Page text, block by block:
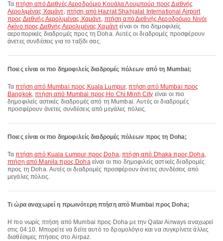
Ταπτήση από Διεθνές Αεροδρόμιο Κουάλα Λουμπούρ προς Διεθνής
Αερολιμένας Χαμάντ, πτήση από Hazrat Shahjalal International Airport
προς Διεθνής Αερολιμένας Χαμάντ, πτήση από Διεθνής Αεροδρόμιο Νινόι
Ακίνο προς Διεθνής Αερολιμένας Χαμάντ είναι οι πιο δημοφιλείς
αεροπορικές διαδρομές προς τη Doha. Αυτές οι διαδρομές προσφέρουν
άνετες συνδέσεις για το ταξίδι σας.
Ποιες είναι οι πιο δημοφιλείς διαδρομές πόλεων από τη Mumbai;
Ταπτήση από Mumbai προς Kuala Lumpur,πτήση από Mumbai προς
Bangkok,πτήση από Mumbai προς Ho Chi Minh City είναι οι πιο
δημοφιλείς αστικές διαδρομές από τη Mumbai. Αυτές οι διαδρομές
προσφέρουν άνετες συνδέσεις από μεγάλες πόλεις.
Ποιες είναι οι πιο δημοφιλείς διαδρομές πόλεων προς τη Doha;
Ταπτήση από Kuala Lumpur προς Doha,πτήση από Dhaka προς Doha,
πτήση από Manila προς Dohaείναι οι πιο δημοφιλείς αστικές διαδρομές
προς τη Doha. Αυτές οι διαδρομές προσφέρουν άνετες συνδέσεις από
μεγάλες πόλεις.
Τι ώρα αναχωρεί η πρωινότερη πτήση από Mumbai προς Doha;
Η πιο νωρίς πτήση από Mumbai προς Doha με την Qatar Airways αναχωρεί
στις 04:10. Μπορείτε να δείτε αυτό το δρομολόγιο και να συγκρίνετε άλλες
διαθέσιμες πτήσεις στο Airpaz.